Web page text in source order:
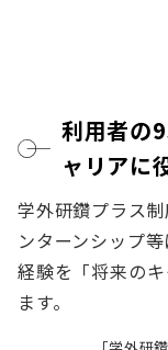
利用者の
ャリアに
学外研鑽プラス
ンターンシップ
経験を「将来の
ます。